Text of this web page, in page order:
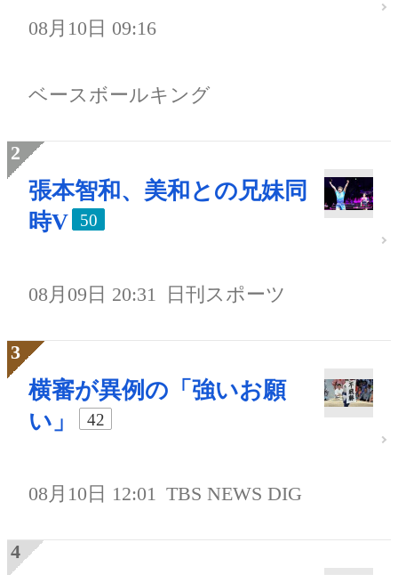
08月10日 09:16
ベースボールキング
張本智和、美和との兄妹同
時V
50
08月09日 20:31 日刊スポーツ
横審が異例の「強いお願
い」
42
08月10日 12:01 TBS NEWS DIG